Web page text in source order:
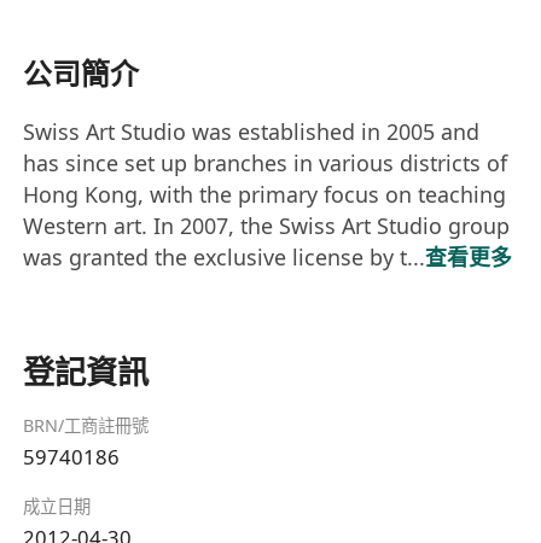
公司簡介
Swiss Art Studio was established in 2005 and
has since set up branches in various districts of
Hong Kong, with the primary focus on teaching
Western art. In 2007, the Swiss Art Studio group
was granted the exclusive license by t...查看更多
登記資訊
BRN/工商註冊號
59740186
成立日期